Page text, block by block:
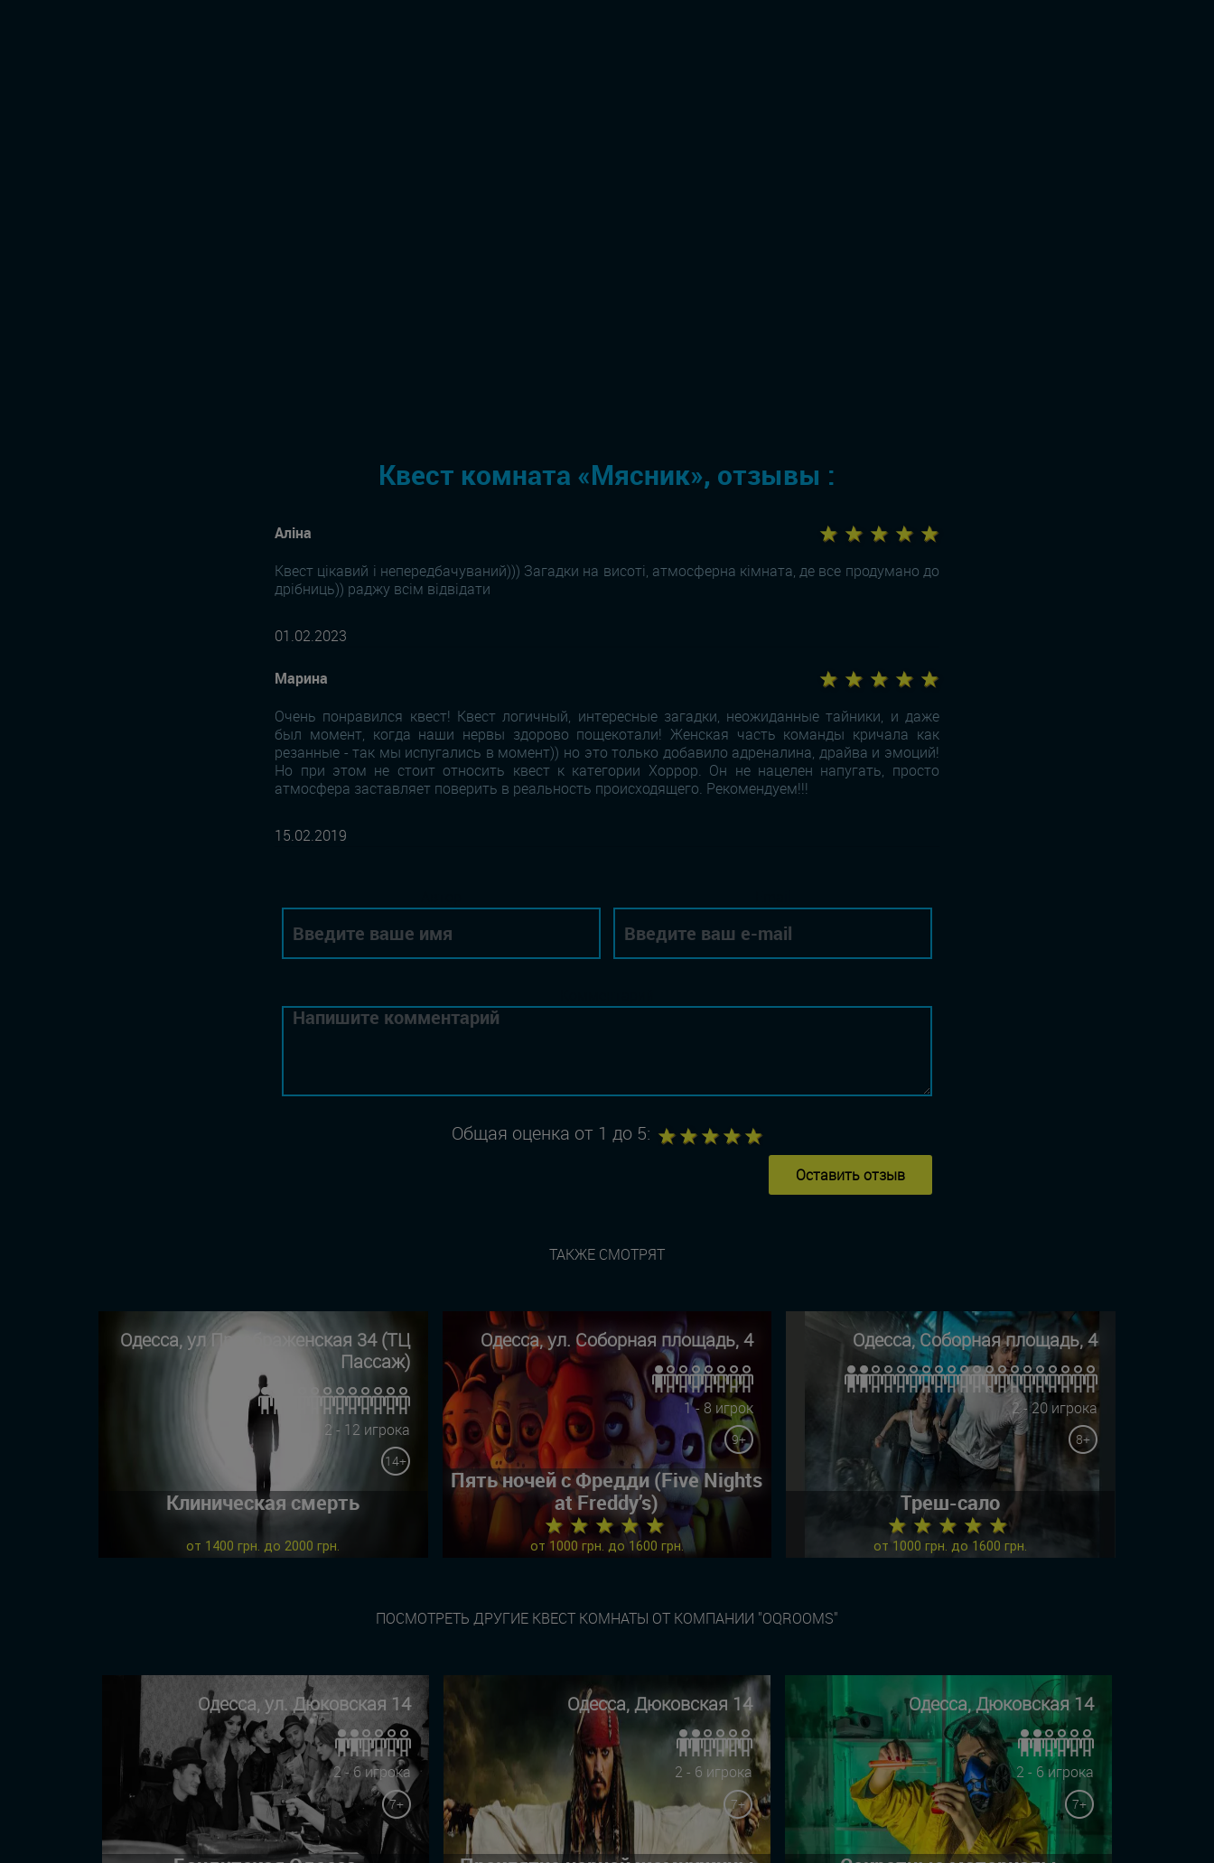
Квест комната «Мясник», отзывы :
Аліна ★ ★ ★ ★ ★
Квест цікавий і непередбачуваний))) Загадки на висоті, атмосферна кімната, де все продумано до
дрібниць)) раджу всім відвідати
01.02.2023
Марина ★ ★ ★ ★ ★
Очень понравился квест! Квест логичный, интересные загадки, неожиданные тайники, и даже
был момент, когда наши нервы здорово пощекотали! Женская часть команды кричала как
резанные - так мы испугались в момент)) но это только добавило адреналина, драйва и эмоций!
Но при этом не стоит относить квест к категории Хоррор. Он не нацелен напугать, просто
атмосфера заставляет поверить в реальность происходящего. Рекомендуем!!!
15.02.2019
Общая оценка от 1 до 5: 4
3
2
1
Оставить отзыв
ТАКЖЕ СМОТРЯТ
Одесса, ул Преображенская 34 (ТЦ
Пассаж)
2 - 12 игрока
14+
Клиническая смерть
от 1400 грн. до 2000 грн.
Одесса, ул. Соборная площадь, 4
1 - 8 игрок
9+
Пять ночей с Фредди (Five Nights
at Freddy’s)
★ ★ ★ ★ ★
от 1000 грн. до 1600 грн.
Одесса, Соборная площадь, 4
2 - 20 игрока
8+
Треш-сало
★ ★ ★ ★ ★
от 1000 грн. до 1600 грн.
ПОСМОТРЕТЬ ДРУГИЕ КВЕСТ КОМНАТЫ ОТ КОМПАНИИ "OQROOMS"
Одесса, ул. Дюковская 14
2 - 6 игрока
7+
Одесса, Дюковская 14
2 - 6 игрока
7+
Одесса, Дюковская 14
2 - 6 игрока
7+